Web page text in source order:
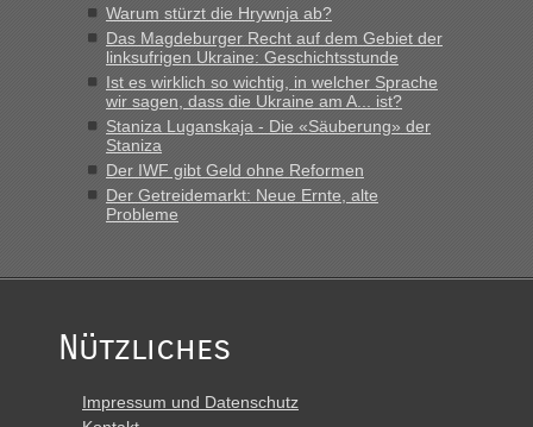
Berichte und Reisetipps • Re: An welchem
Grenzübergang zwischen Polen und der Ukraine geht es am
schnellsten?
„Derzeit, ist es überall sehr voll an den Grenzen Ukraine/
Polen. Zb. Krakovets 100 PKW ca. 10 h Wartezeit. Wollen
Montag rüber, versuchen es sehr früh.“
Warum stürzt die Hrywnja ab?
Das Magdeburger Recht auf dem Gebiet der
linksufrigen Ukraine: Geschichtsstunde
Ist es wirklich so wichtig, in welcher Sprache
wir sagen, dass die Ukraine am A... ist?
Staniza Luganskaja - Die «Säuberung» der
Staniza
Der IWF gibt Geld ohne Reformen
Der Getreidemarkt: Neue Ernte, alte
Probleme
Nützliches
Impressum und Datenschutz